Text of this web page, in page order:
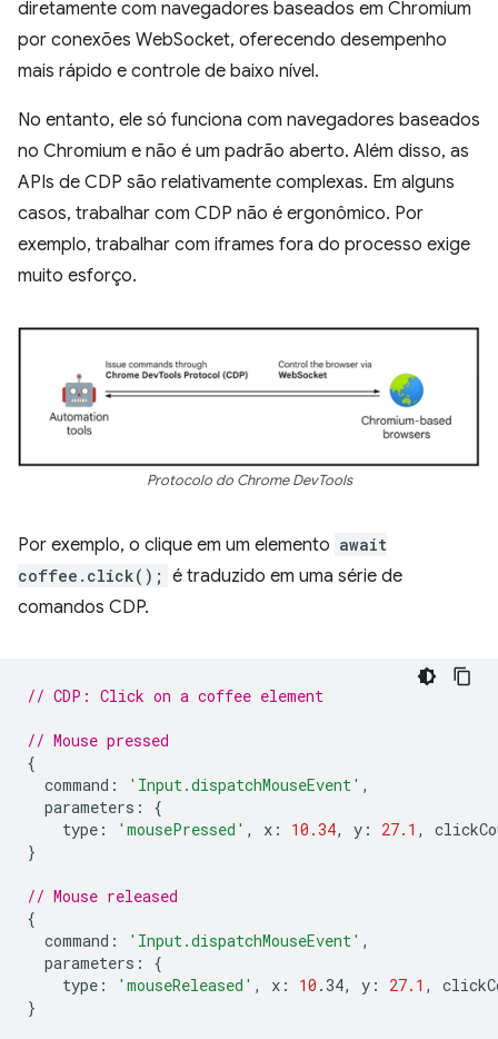
diretamente com navegadores baseados em Chromium
por conexões WebSocket, oferecendo desempenho
mais rápido e controle de baixo nível.
No entanto, ele só funciona com navegadores baseados
no Chromium e não é um padrão aberto. Além disso, as
APIs de CDP são relativamente complexas. Em alguns
casos, trabalhar com CDP não é ergonômico. Por
exemplo, trabalhar com iframes fora do processo exige
muito esforço.
Protocolo do Chrome DevTools
Por exemplo, o clique em um elemento await
coffee.click(); é traduzido em uma série de
comandos CDP.
// CDP: Click on a coffee element
// Mouse pressed
{
command : 'Input.dispatchMouseEvent' ,
parameters :
{
type : 'mousePressed' , x : 10.34, y : 27.1 ,
}
// Mouse released
{
command : 'Input.dispatchMouseEvent' ,
parameters :
{
type : 'mouseReleased' , x : 10 .34, y : 27.1 ,
}